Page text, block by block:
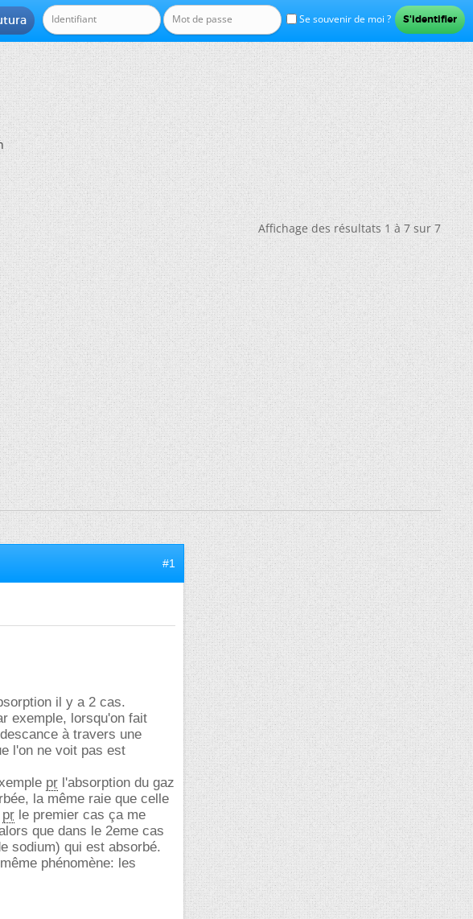
Se souvenir de moi ?
Affichage des résultats 1 à 7 sur 7
#1
il y a 2 cas.
exemple, lorsqu'on fait
à travers une
l'on ne voit pas est
pr l'absorption du gaz
la même raie que celle
pr le premier cas ça me
que dans le 2eme cas
sodium) qui est absorbé.
phénomène: les